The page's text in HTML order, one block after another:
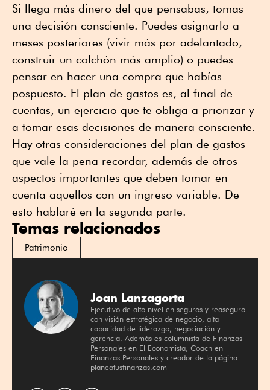
Si llega más dinero del que pensabas, tomas
una decisión consciente. Puedes asignarlo a
meses posteriores (vivir más por adelantado,
construir un colchón más amplio) o puedes
pensar en hacer una compra que habías
pospuesto. El plan de gastos es, al final de
cuentas, un ejercicio que te obliga a priorizar y
a tomar esas decisiones de manera consciente.
Hay otras consideraciones del plan de gastos
que vale la pena recordar, además de otros
aspectos importantes que deben tomar en
cuenta aquellos con un ingreso variable. De
esto hablaré en la segunda parte.
Temas relacionados
Patrimonio
Joan Lanzagorta
Ejecutivo de alto nivel en seguros y reaseguro
con visión estratégica de negocio, alta
capacidad de liderazgo, negociación y
gerencia. Además es columnista de Finanzas
Personales en El Economista, Coach en
Finanzas Personales y creador de la página
planeatusfinanzas.com